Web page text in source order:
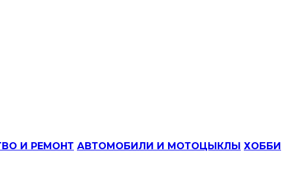
И РЕМОНТ АВТОМОБИЛИ И МОТОЦЫКЛЫ ХОББИ